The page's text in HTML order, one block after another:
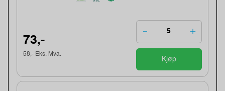
73,-
58,- Eks. Mva.
Kjøp